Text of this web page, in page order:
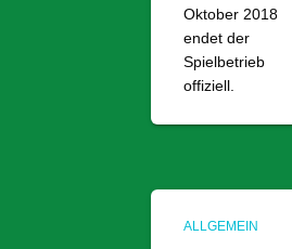
Oktober 2018
endet der
Spielbetrieb
offiziell.
ALLGEMEIN